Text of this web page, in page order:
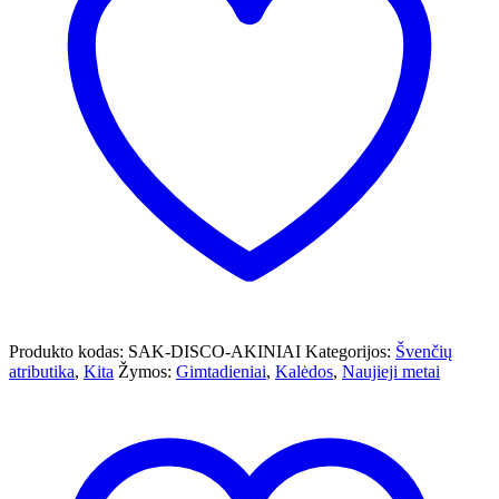
Produkto kodas: SAK-DISCO-AKINIAI Kategorijos: Švenčių
atributika, Kita Žymos: Gimtadieniai, Kalėdos, Naujieji metai